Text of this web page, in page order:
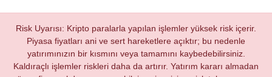
Risk Uyarısı: Kripto paralarla yapılan işlemler yüksek risk içerir.
Piyasa fiyatları ani ve sert hareketlere açıktır; bu nedenle
yatırımınızın bir kısmını veya tamamını kaybedebilirsiniz.
Kaldıraçlı işlemler riskleri daha da artırır. Yatırım kararı almadan